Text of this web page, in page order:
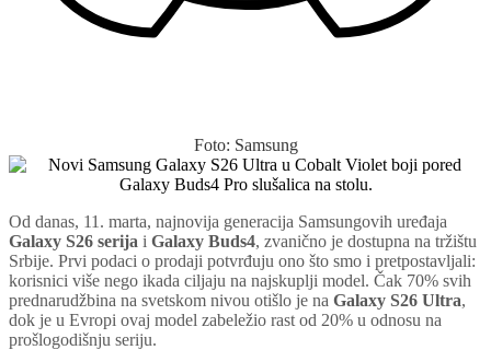
Foto: Samsung
Od danas, 11. marta, najnovija generacija Samsungovih uređaja
Galaxy S26 serija i Galaxy Buds4, zvanično je dostupna na tržištu
Srbije. Prvi podaci o prodaji potvrđuju ono što smo i pretpostavljali:
korisnici više nego ikada ciljaju na najskuplji model. Čak 70% svih
prednarudžbina na svetskom nivou otišlo je na Galaxy S26 Ultra,
dok je u Evropi ovaj model zabeležio rast od 20% u odnosu na
prošlogodišnju seriju.